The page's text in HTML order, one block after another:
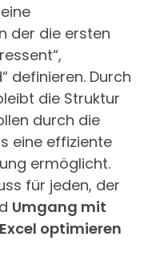
der die ersten
definieren. Durch
die Struktur
durch die
eine effiziente
ermöglicht.
für jeden, der
Umgang mit
optimieren